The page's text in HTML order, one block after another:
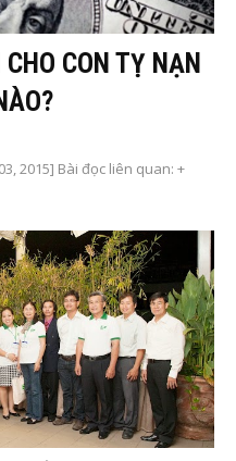
CON TỴ NẠN
2015] Bài đọc liên quan: +